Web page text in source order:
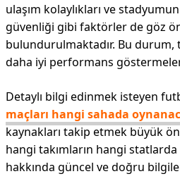
ulaşım kolaylıkları ve
güvenliği gibi faktörler de göz
bulundurulmaktadır. Bu durum,
daha iyi performans
Detaylı bilgi edinmek isteyen
maçları hangi sahada
kaynakları takip etmek büyük
hangi takımların hangi
hakkında güncel ve doğru